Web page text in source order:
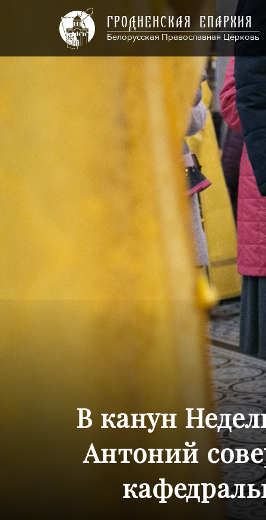
ГРОДНЕНСКАЯ ЕПАРХИЯ
Белорусская Православная Церковь
В канун
Антоний